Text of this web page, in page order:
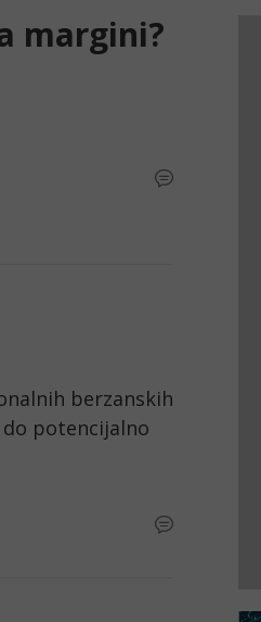
margini?
berzanskih
potencijalno